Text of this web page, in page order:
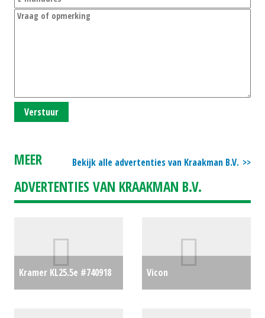
Verstuur
Bekijk alle advertenties van Kraakman B.V.
MEER
ADVERTENTIES VAN KRAAKMAN B.V.
Kramer KL25.5e #740918
Vicon